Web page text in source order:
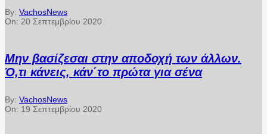
By: VachosNews
On: 20 Σεπτεμβρίου 2020
Μην βασίζεσαι στην αποδοχή των άλλων.
Ό,τι κάνεις, κάν΄το πρώτα για σένα
By: VachosNews
On: 19 Σεπτεμβρίου 2020